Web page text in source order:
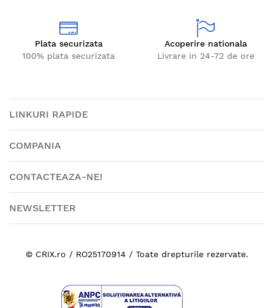
Plata securizata
100% plata securizata
Acoperire nationala
Livrare in 24-72 de ore
LINKURI RAPIDE
COMPANIA
CONTACTEAZA-NE!
NEWSLETTER
© CRIX.ro / RO25170914 / Toate drepturile rezervate.